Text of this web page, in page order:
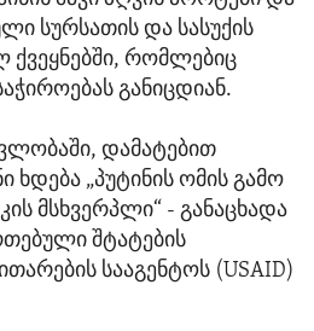
სურსათის და სასუქის
ქვეყნებში, რომლებიც
განიცდიან.
დამატებით
ხდება „პუტინის ომის გამო
მსხვერპლი“ - განაცხადა
შტატების
სააგენტოს (USAID)